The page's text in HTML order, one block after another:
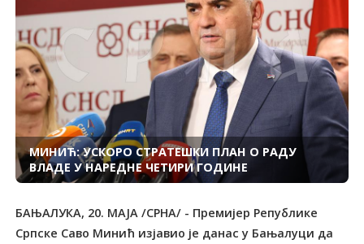
МИНИЋ: УСКОРО СТРАТЕШКИ ПЛАН О РАДУ
ВЛАДЕ У НАРЕДНЕ ЧЕТИРИ ГОДИНЕ
БАЊАЛУКА, 20. МАЈА /СРНА/ - Премијер Републике
Српске Саво Минић изјавио је данас у Бањалуци да